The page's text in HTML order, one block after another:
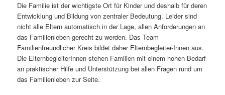
Die Familie ist der wichtigste Ort für Kinder und deshalb für deren
Entwicklung und Bildung von zentraler Bedeutung. Leider sind
nicht alle Eltern automatisch in der Lage, allen Anforderungen an
das Familienleben gerecht zu werden. Das Team
Familienfreundlicher Kreis bildet daher Elternbegleiter-Innen aus.
Die ElternbegleiterInnen stehen Familien mit einem hohen Bedarf
an praktischer Hilfe und Unterstützung bei allen Fragen rund um
das Familienleben zur Seite.